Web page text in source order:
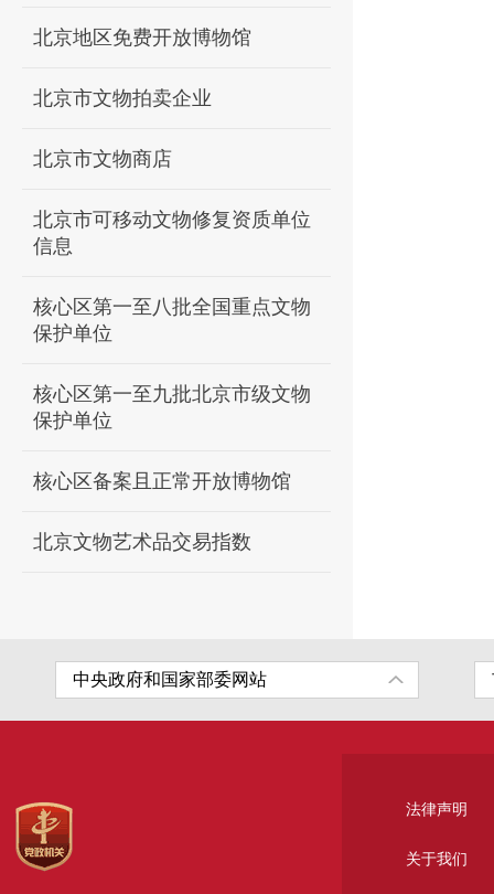
北京地区免费开放博物馆
北京市文物拍卖企业
北京市文物商店
北京市可移动文物修复资质单位
信息
核心区第一至八批全国重点文物
保护单位
核心区第一至九批北京市级文物
保护单位
核心区备案且正常开放博物馆
北京文物艺术品交易指数
法律声明
关于我们